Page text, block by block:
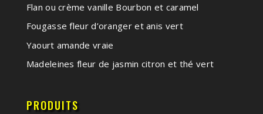
Flan ou crème vanille Bourbon et caramel
Fougasse fleur d’oranger et anis vert
Yaourt amande vraie
Madeleines fleur de jasmin citron et thé vert
PRODUITS